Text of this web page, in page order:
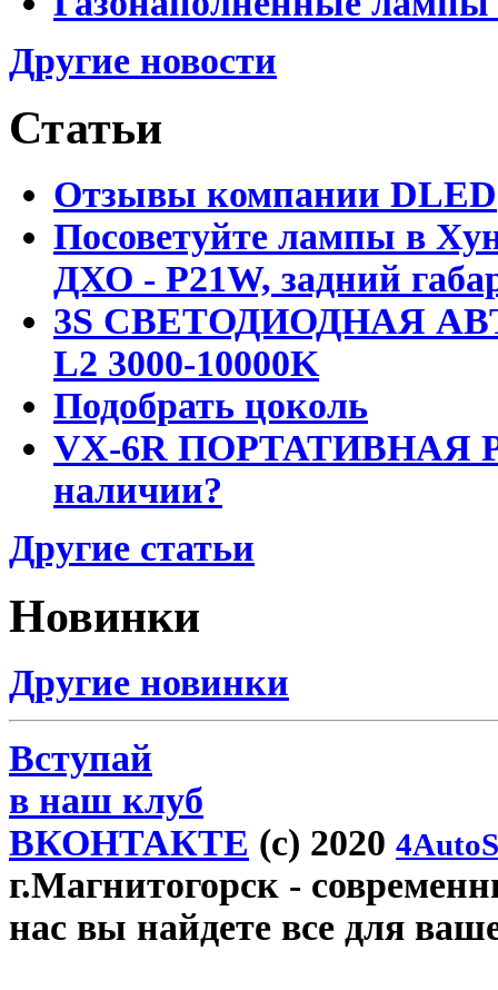
Другие новости
Статьи
Отзывы компании DLED
Посоветуйте лампы в
ДХО - P21W, задний
3S СВЕТОДИОДНАЯ
L2 3000-10000K
Подобрать цоколь
VX-6R ПОРТАТИВНАЯ
наличии?
Другие статьи
Новинки
Другие новинки
Вступай
в наш клуб
ВКОНТАКТЕ (c) 2020
г.Магнитогорск -
нас вы найдете все для